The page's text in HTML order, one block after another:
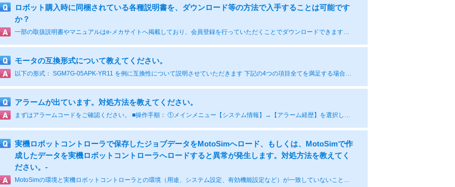
ロボット購入時に同梱されている各種説明書を、ダウンロード等の方法で入手することは可能です
か？
一部の取扱説明書やマニュアルはe-メカサイトへ掲載しており、会員登録を行っていただくことでダウンロードできますが、e-メカサイト掲載外のマニュアルにつきましては原則ご購入いただくものとなっております。 ご購入をご希望の際には当社製品を取り扱う代理店様や拡販パートナー、もしくは当社営業窓口へご相談いただきますようお願いいたします。 e-メカサイト マニュアルのダウンロードページは以下から https://www.e-mechatronics.com/download/manual/
モータの互換形式について教えてください。
以下の形式： SGM7G-05APK-YR11 を例に互換性について説明させていただきます 下記の4つの項目全てを満足する場合は、互換性があります。 (1)モータのΣシリーズ（SGMRV、SGM7G等）が同じであること。 (2)モータ容量（05APK）が同じであること。 (3)モータ仕様（-YR11）の数字の上位（十の位）が同じであること。 (4)モータリビジョン（-YR11）の数字の下位（一の位）は、不一致でも使用可能です。 上記内容から、互換性があるモータは、以下の形式になります。 SGM7G-05APK-YR11、SGM7G-05APK-YR12、SGM7G-05APK-YR13 ※異なる形式のモータを取り付けた場合、アラームの発生、サーボパックの破損、モータの振動/異音が発生し、正常に制御を行うことができません。
アラームが出ています。対処方法を教えてください。
まずはアラームコードをご確認ください。 ■操作手順： ①メインメニュー【システム情報】→【アラーム経歴】を選択します。 ②「ページキー」を押すことで、以下の順に表示が切り替わります。 重故障アラーム ⇒軽故障アラーム ⇒ ユーザアラーム ⇒ オフラインアラーム ＊画面内の【ページ】ボタンでもアラームカテゴリーの変更が可能です。 原因と対処方法は、製品同梱マニュアルの「アラームコード表」(YRC1000,YRC1000microの場合)、もしくは、「コントローラ保守要領書」(DX200,DX100,FS100,NX100の場合)に記載しています。 問題が解消しない場合は、YASKAWAコンタクトセンタへご相談ください。 お問い合わせいただく前に、アラームコード、発生時の状況、現象の発生頻度などをまとめていただければ幸いです。
実機ロボットコントローラで保存したジョブデータをMotoSimへロード、もしくは、MotoSimで作
成したデータを実機ロボットコントローラへロードすると異常が発生します。対処方法を教えてく
ださい。-
MotoSimの環境と実機ロボットコントローラとの環境（用途、システム設定、有効機能設定など）が一致していないことで、ジョブがロードできないことがあります。 ＜エラー発生例＞ ・Err3210 ポジション番号格納エリアが獲得できません ・Err4528 シンタックスエラー 実機のCMOS.BINを使用してMotoSimでコントローラ作成することで、同じシステムを構築することが可能です。